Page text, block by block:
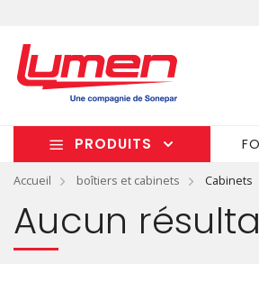
PRODUITS
Accueil boîtiers et cabinets Cabinets
Aucun